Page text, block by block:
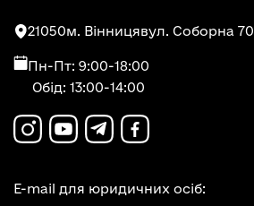
21050м. Вінницявул. Соборна 70
Пн-Пт: 9:00-18:00
Обід: 13:00-14:00
E-mail для юридичних осіб: